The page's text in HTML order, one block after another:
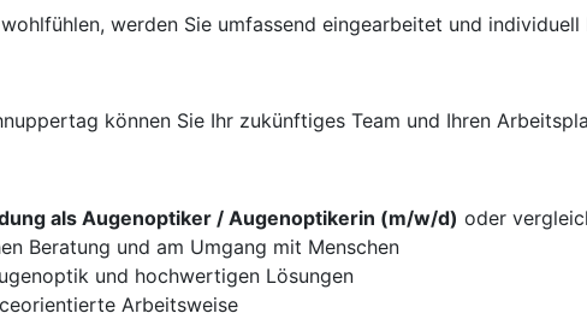
werden Sie umfassend eingearbeitet und individuell
können Sie Ihr zukünftiges Team und Ihren
als Augenoptiker / Augenoptikerin (m/w/d) oder
Beratung und am Umgang mit Menschen
und hochwertigen Lösungen
Arbeitsweise